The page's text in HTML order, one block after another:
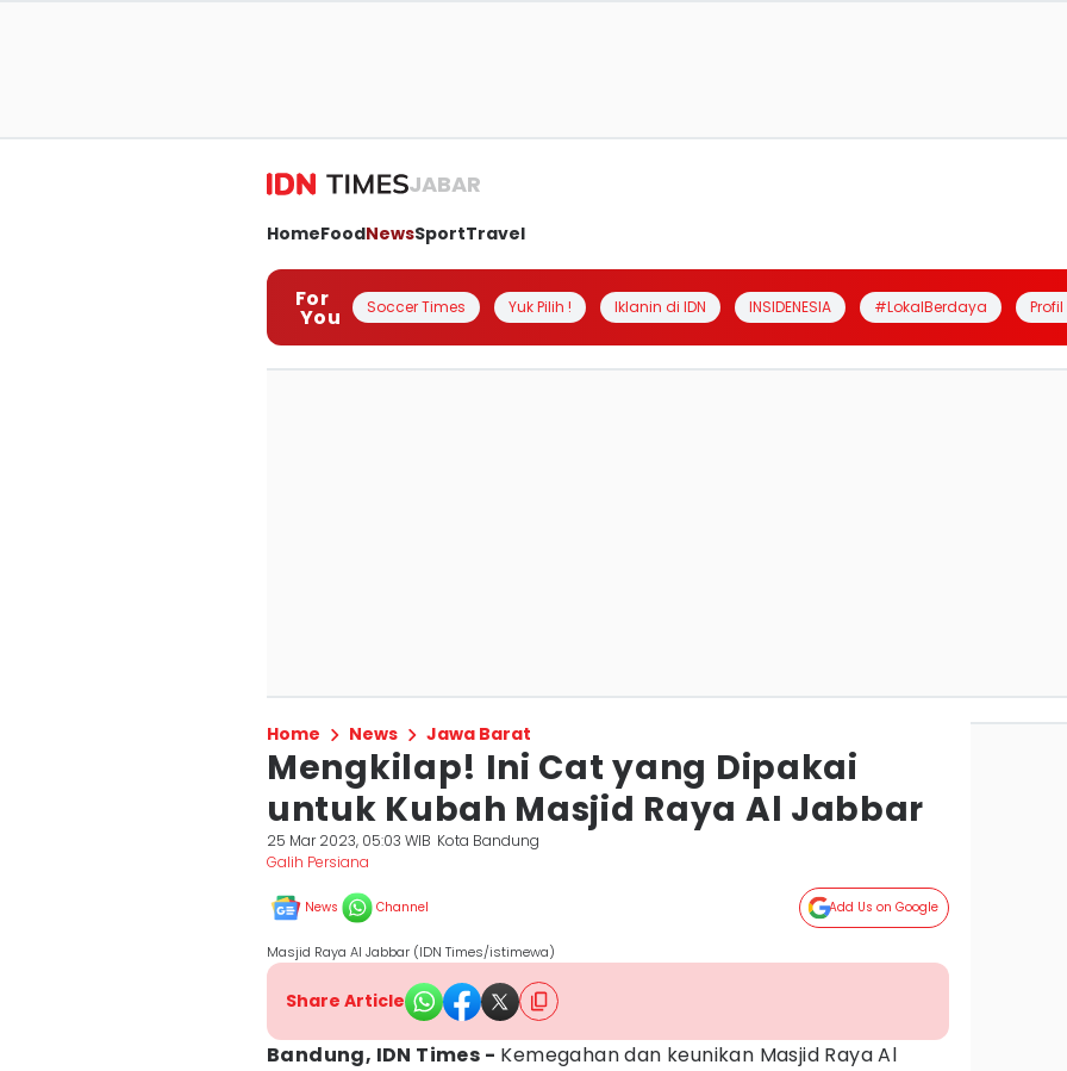
JABAR
HomeFoodNewsSportTravel
For
You Soccer Times Yuk Pilih ! Iklanin di IDN INSIDENESIA #LokalBerdaya
Home News Jawa Barat
Mengkilap! Ini Cat yang Dipakai
untuk Kubah Masjid Raya Al Jabbar
25 Mar 2023, 05:03 WIB Kota Bandung
Galih Persiana
News Channel Add Us on Google
Masjid Raya Al Jabbar (IDN Times/istimewa)
Share Article
Bandung, IDN Times - Kemegahan dan keunikan Masjid Raya Al